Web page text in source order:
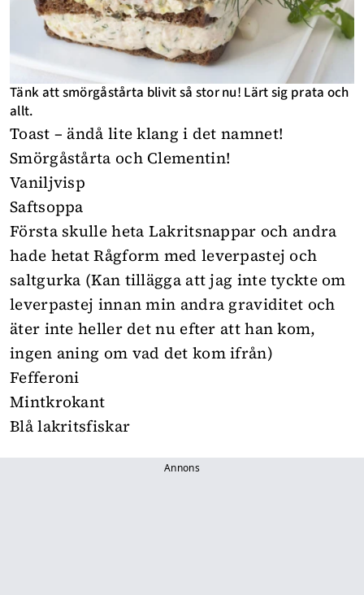
Tänk att smörgåstårta blivit så stor nu! Lärt sig prata och
allt.
Toast – ändå lite klang i det namnet!
Smörgåstårta och Clementin!
Vaniljvisp
Saftsoppa
Första skulle heta Lakritsnappar och andra
hade hetat Rågform med leverpastej och
saltgurka (Kan tillägga att jag inte tyckte om
leverpastej innan min andra graviditet och
äter inte heller det nu efter att han kom,
ingen aning om vad det kom ifrån)
Fefferoni
Mintkrokant
Blå lakritsfiskar
Annons